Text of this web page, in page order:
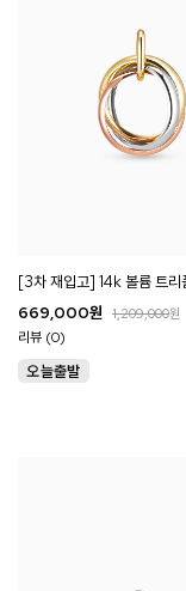
[3차 재입고] 14k 볼륨 트리
669,000원 1,209,000원
리뷰 (0)